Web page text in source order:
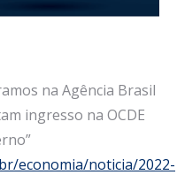
na Agência Brasil
ingresso na OCDE
economia/noticia/2022-